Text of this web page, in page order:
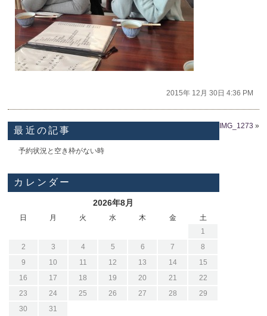
2015年 12月 30日 4:36 PM
IMG_1273 »
最近の記事
予約状況と空き枠がない時
カレンダー
2026年8月
日 月 火 水 木 金
土
1
2
3 4 5 6 7
8
9
10 11 12 13 14
15
16
17 18 19 20 21
22
23
24 25 26 27 28
29
30
31